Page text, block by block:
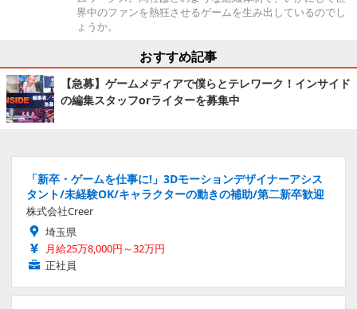
界中のファンを熱狂させるゲームを生み出しているのでし
ょうか。
おすすめ記事
【急募】ゲームメディアで僕らとテレワーク！インサイド
の編集スタッフorライターを募集中
「新卒・ゲームを仕事に!」3Dモーションデザイナーアシス
タント/未経験OK/キャラクターの動きの補助/第二新卒歓迎
株式会社Creer
埼玉県
月給25万8,000円～32万円
正社員